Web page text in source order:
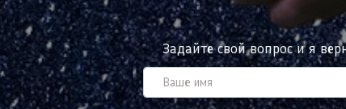
Задайте свой вопрос и я